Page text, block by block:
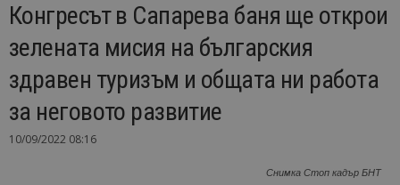
Конгресът в Сапарева баня ще открои
зелената мисия на българския
здравен туризъм и общата ни работа
за неговото развитие
10/09/2022 08:16
Снимка Стоп кадър БНТ